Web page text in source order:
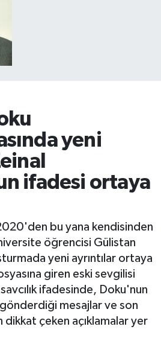
yeni
ifadesi ortaya
bu yana kendisinden
öğrencisi Gülistan
yeni ayrıntılar ortaya
giren eski sevgilisi
ifadesinde, Doku'nun
mesajlar ve son
çeken açıklamalar yer